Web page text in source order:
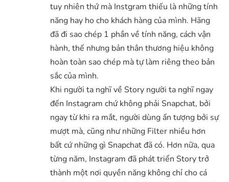
tuy nhiên thứ mà Instgram thiếu là những tính
năng hay ho cho khách hàng của mình. Hãng
đã đi sao chép 1 phần về tính năng, cách vận
hành, thế nhưng bản thân thương hiệu không
hoàn toàn sao chép mà tự làm riêng theo bản
sắc của mình.
Khi người ta nghĩ về Story người ta nghĩ ngay
đến Instagram chứ không phải Snapchat, bởi
ngay từ khi ra mắt, người dùng ấn tượng bởi sự
mượt mà, cũng như những Filter nhiều hơn
bất cứ những gì Snapchat đã có. Hơn nữa, qua
từng năm, Instagram đã phát triển Story trở
thành một nơi quyền năng không chỉ cho cá